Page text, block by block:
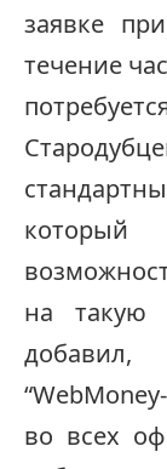
заявке
течение
который
на такую
во всех